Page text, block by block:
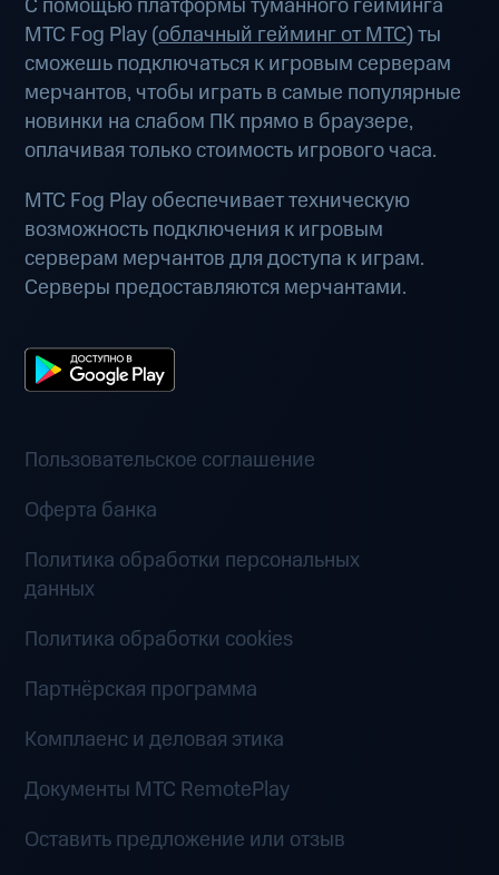
МТС Fog Play (облачный гейминг от МТС) ты
сможешь подключаться к игровым серверам
мерчантов, чтобы играть в самые популярные
новинки на слабом ПК прямо в браузере,
оплачивая только стоимость игрового часа.
МТС Fog Play обеспечивает техническую
возможность подключения к игровым
серверам мерчантов для доступа к играм.
Серверы предоставляются мерчантами.
Пользовательское соглашение
Оферта банка
Политика обработки персональных
данных
Политика обработки cookies
Партнёрская программа
Комплаенс и деловая этика
Документы MTC RemotePlay
Оставить предложение или отзыв